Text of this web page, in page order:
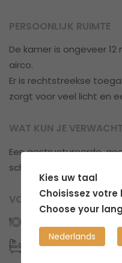
PERSOONLIJK RUIMTE
De kamer is ongeveer
airco.
Er is rechtstreekse
zorgt voor veel licht en
WAT KUN JE
Een gestructureerde,
schone plek.
VOORZIENINGEN
Badkamers: 1
Kies uw taal
Choisissez votre
Choose your
Nederlands